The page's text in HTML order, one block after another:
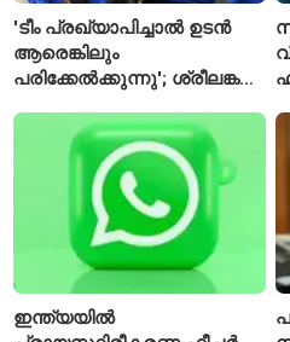
'ടീം പ്രഖ്യാപിച്ചാൽ ഉടൻ
ആരെങ്കിലും
പരിക്കേൽക്കുന്നു'; ശ്രീലങ്കൻ
ടീമിനെ കുറിച്ച് മുൻതാരം
ഇന്ത്യയിൽ